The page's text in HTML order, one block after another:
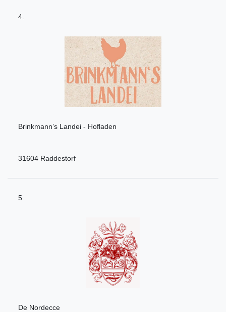
4.
Brinkmann’s Landei - Hofladen
31604 Raddestorf
5.
De Nordecce